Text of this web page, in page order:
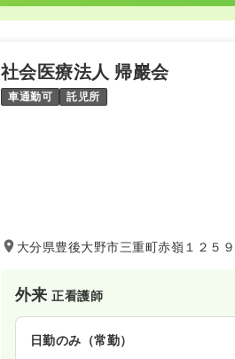
社会医療法人 帰巖会
車通勤可 託児所
大分県豊後大野市三重町赤嶺１２５
外来正看護師
日勤のみ（常勤）